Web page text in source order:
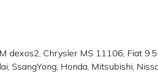
dexos2, Chrysler MS 11106, Fiat
Honda, Mitsubishi,